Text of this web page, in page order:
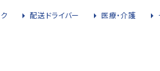
配送ドライバー 医療・介護